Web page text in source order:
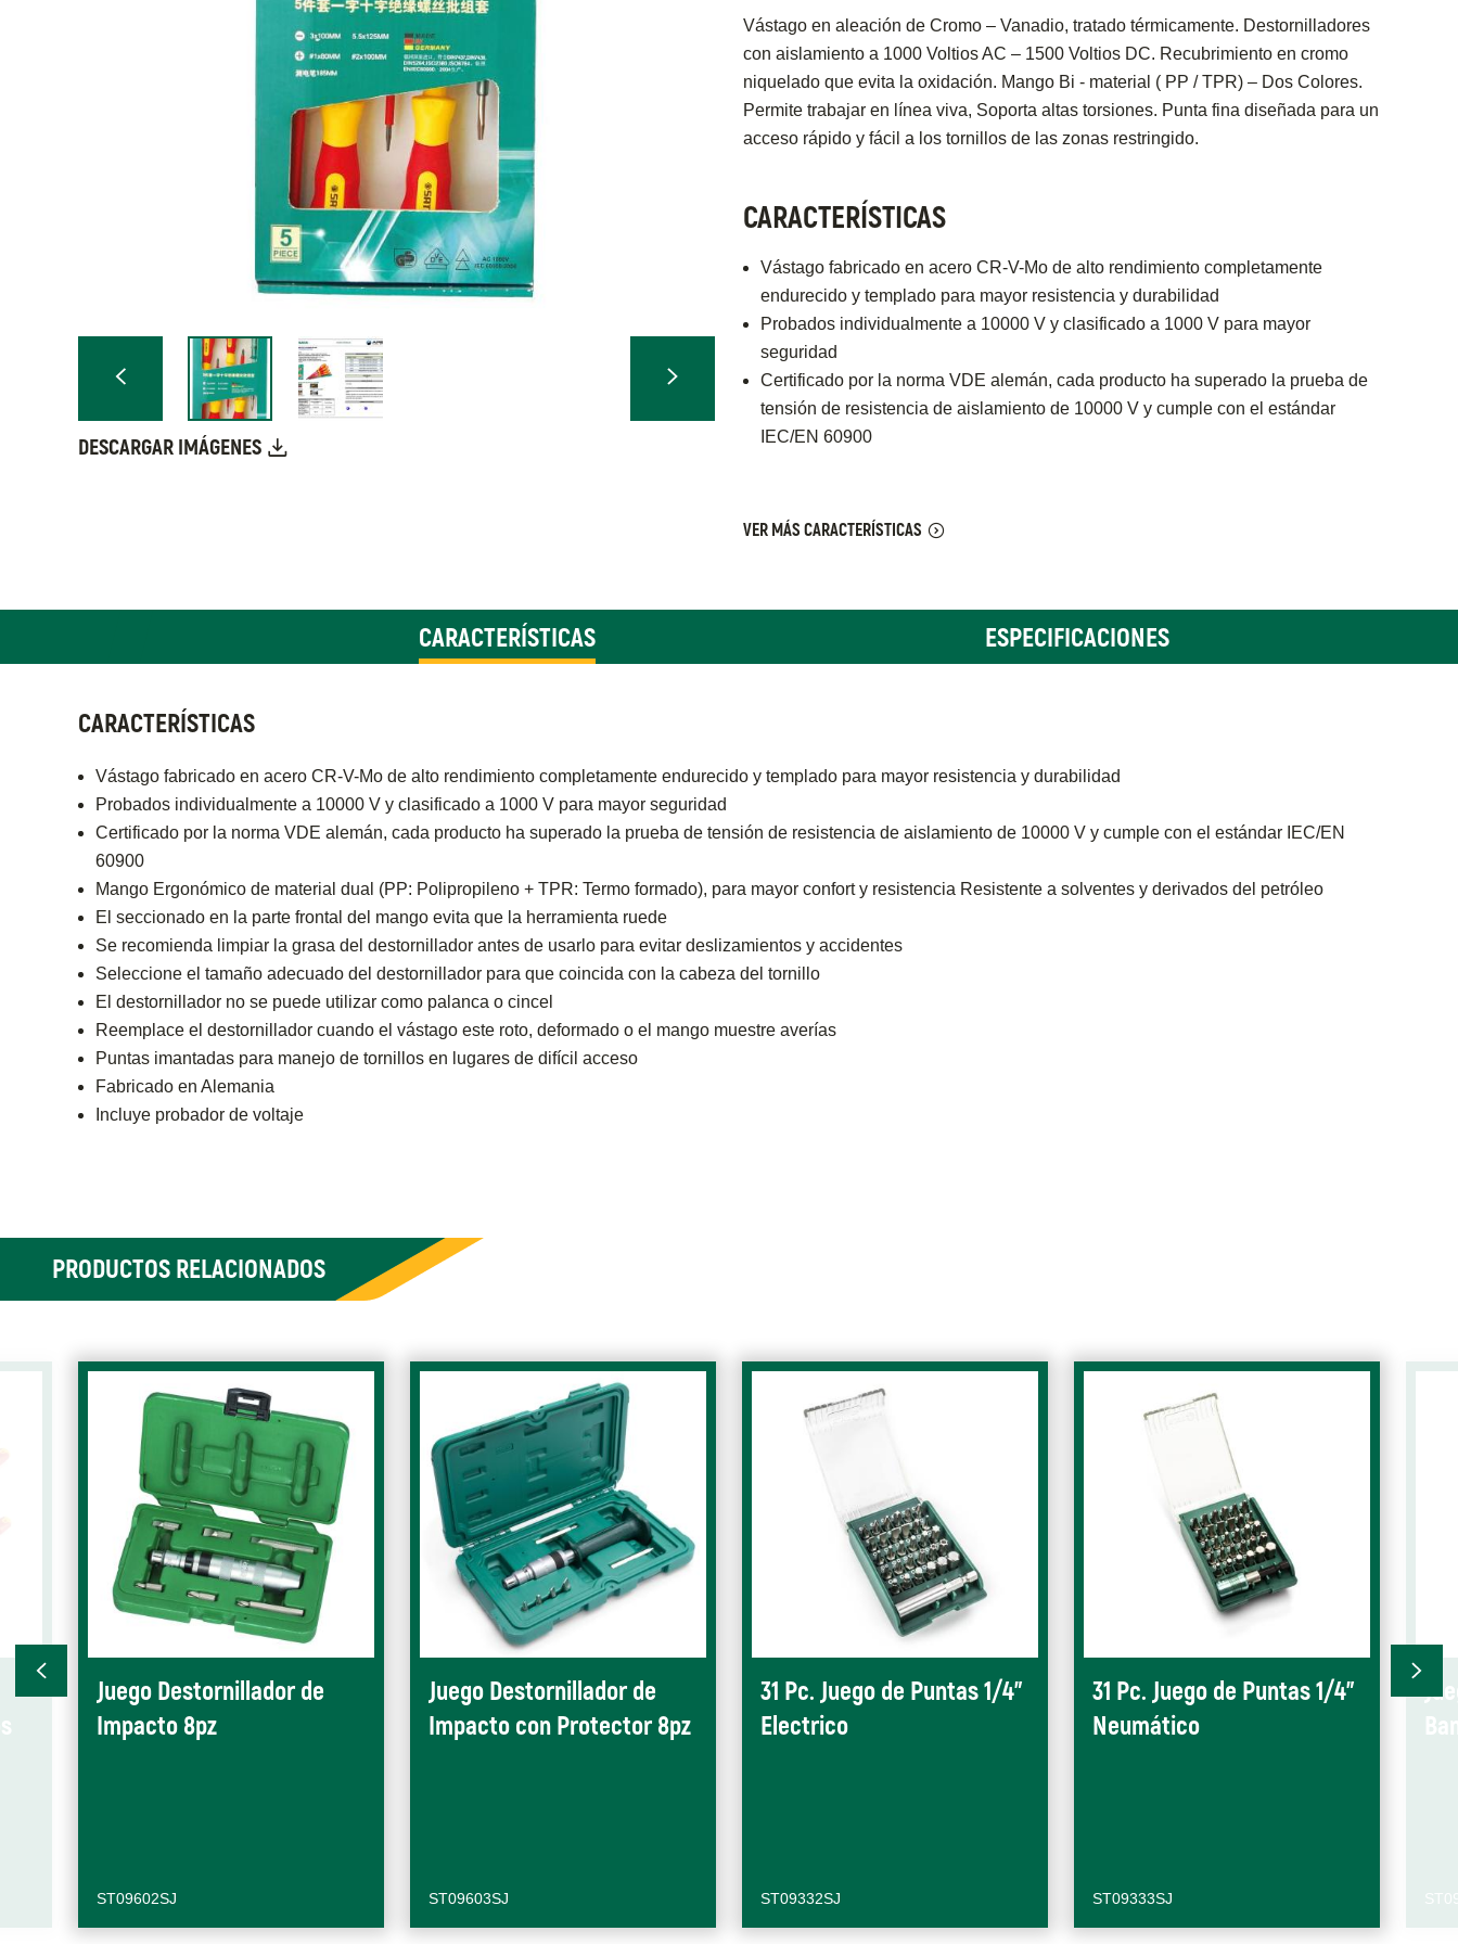
DESCARGAR IMÁGENES
Vástago en aleación de Cromo – Vanadio, tratado térmicamente. Destornilladores
con aislamiento a 1000 Voltios AC – 1500 Voltios DC. Recubrimiento en cromo
niquelado que evita la oxidación. Mango Bi - material ( PP / TPR) – Dos Colores.
Permite trabajar en línea viva, Soporta altas torsiones. Punta fina diseñada para un
acceso rápido y fácil a los tornillos de las zonas restringido.
CARACTERÍSTICAS
Vástago fabricado en acero CR-V-Mo de alto rendimiento completamente
endurecido y templado para mayor resistencia y durabilidad
Probados individualmente a 10000 V y clasificado a 1000 V para mayor
seguridad
Certificado por la norma VDE alemán, cada producto ha superado la prueba de
tensión de resistencia de aislamiento de 10000 V y cumple con el estándar
IEC/EN 60900
VER MÁS CARACTERÍSTICAS
CARACTERÍSTICAS ESPECIFICACIONES
CARACTERÍSTICAS
Vástago fabricado en acero CR-V-Mo de alto rendimiento completamente endurecido y templado para mayor resistencia y durabilidad
Probados individualmente a 10000 V y clasificado a 1000 V para mayor seguridad
Certificado por la norma VDE alemán, cada producto ha superado la prueba de tensión de resistencia de aislamiento de 10000 V y cumple con el estándar IEC/EN
60900
Mango Ergonómico de material dual (PP: Polipropileno + TPR: Termo formado), para mayor confort y resistencia Resistente a solventes y derivados del petróleo
El seccionado en la parte frontal del mango evita que la herramienta ruede
Se recomienda limpiar la grasa del destornillador antes de usarlo para evitar deslizamientos y accidentes
Seleccione el tamaño adecuado del destornillador para que coincida con la cabeza del tornillo
El destornillador no se puede utilizar como palanca o cincel
Reemplace el destornillador cuando el vástago este roto, deformado o el mango muestre averías
Puntas imantadas para manejo de tornillos en lugares de difícil acceso
Fabricado en Alemania
Incluye probador de voltaje
PRODUCTOS RELACIONADOS
Juego Destornillador de
Impacto 8pz
ST09602SJ
Juego Destornillador de
Impacto con Protector 8pz
ST09603SJ
31 Pc. Juego de Puntas 1/4"
Electrico
ST09332SJ
31 Pc. Juego de Puntas 1/4"
Neumático
ST09333SJ